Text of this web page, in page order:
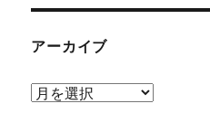
アーカイブ
ア